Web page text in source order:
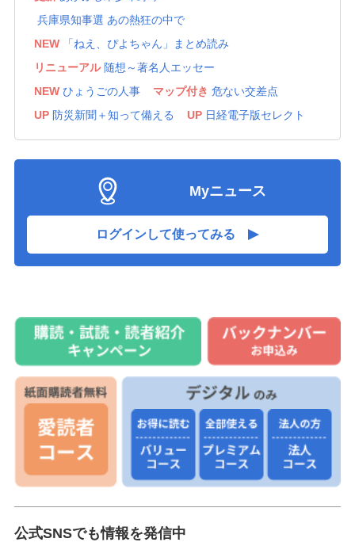
長野知事選、９日投開票
国家公務員月給、１万５千円増に
岐阜の２遺体遺棄、３６歳女黙秘
衛星画像とＡＩで不動産担保点検
文科省、京都大に１９８億円助成
強い地震動、軟弱地盤で大被害に
北海道の大学生暴行死で無期懲役
15:18
サーチャージ、消費下押し圧力か
メタに９００億円支払い命令
東京地検名乗る男から連絡、捜査費用名目で現金290万
円だまし取られる 79歳女性が詐欺被害 神戸
神戸新聞YouTubeが登録10万人突破 オススメ動画
（4） 神戸体操、笑いヨガ、陸上自衛隊の歌姫…
15:00
兵庫県知事選 あの熱狂の中で
NEW
「ねえ、ぴよちゃん」まとめ読み
リニューアル 随想～著名人エッセー
NEW ひょうごの人事 マップ付き 危ない交差点
UP 防災新聞＋知って備える UP 日経電子版セレクト
Myニュース
ログインして使ってみる
公式SNSでも情報を発信中